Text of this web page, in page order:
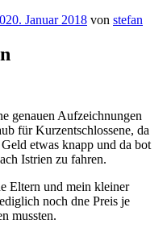
20. Januar 2018 von stefan
genauen Aufzeichnungen
für Kurzentschlossene, da
etwas knapp und da bot
Istrien zu fahren.
Eltern und mein kleiner
noch dne Preis je
mussten.